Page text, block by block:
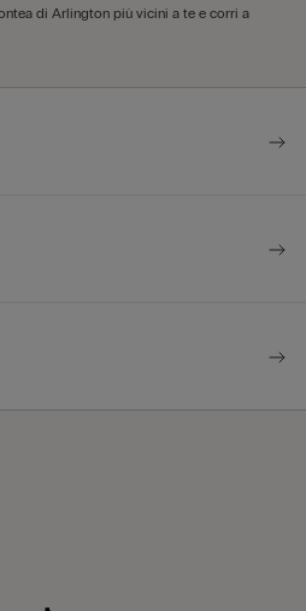
di Arlington più vicini a te e corri a